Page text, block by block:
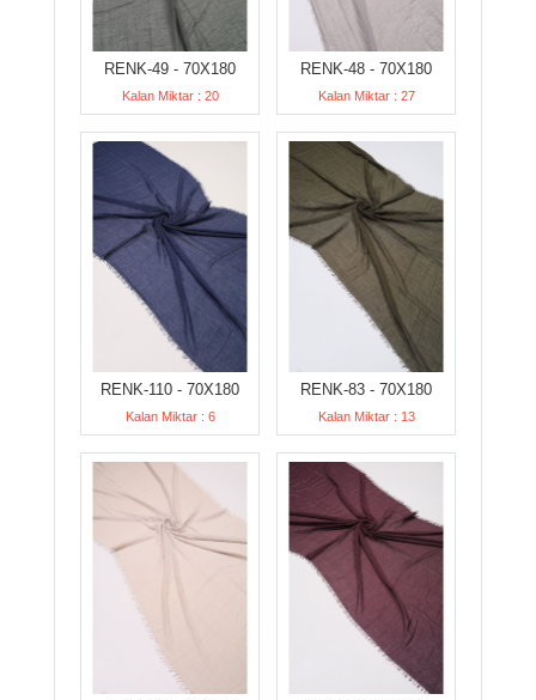
RENK-49 - 70X180
Kalan Miktar : 20
RENK-48 - 70X180
Kalan Miktar : 27
RENK-110 - 70X180
Kalan Miktar : 6
RENK-83 - 70X180
Kalan Miktar : 13